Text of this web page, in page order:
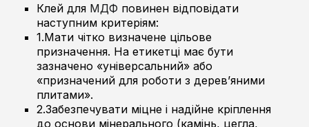
Клей для МДФ повинен відповідати
наступним критеріям:
1.Мати чітко визначене цільове
призначення. На етикетці має бути
зазначено «універсальний» або
«призначений для роботи з дерев’яними
плитами».
2.Забезпечувати міцне і надійне кріплення
до основи мінерального (камінь, цегла,